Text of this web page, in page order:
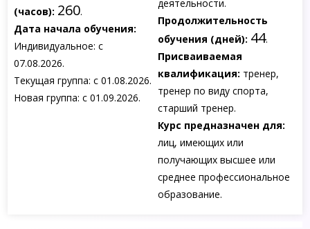
(часов): 260.
Дата начала обучения:
Индивидуальное: с
07.08.2026.
Текущая группа: с 01.08.2026.
Новая группа: с 01.09.2026.
деятельности.
Продолжительность
обучения (дней): 44.
Присваиваемая
квалификация: тренер,
тренер по виду спорта,
старший тренер.
Курс предназначен для:
лиц, имеющих или
получающих высшее или
среднее профессиональное
образование.